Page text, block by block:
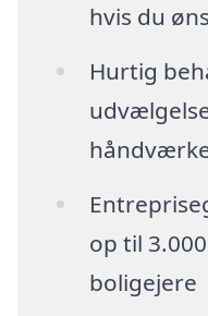
hvis du
Hurtig
op til
boligejere